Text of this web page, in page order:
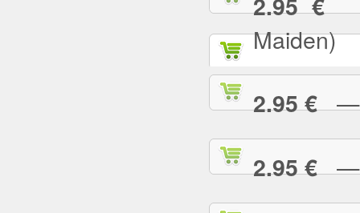
Maiden)
2.95 €—
2.95 €—